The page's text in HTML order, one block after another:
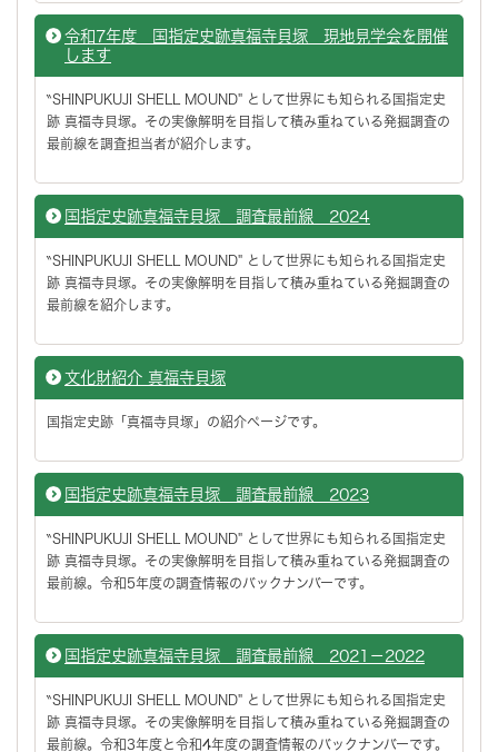
令和7年度 国指定史跡真福寺貝塚 現地見学会を開催
します
‶SHINPUKUJI SHELL MOUND" として世界にも知られる国指定史
跡 真福寺貝塚。その実像解明を目指して積み重ねている発掘調査の
最前線を調査担当者が紹介します。
国指定史跡真福寺貝塚 調査最前線 2024
‶SHINPUKUJI SHELL MOUND" として世界にも知られる国指定史
跡 真福寺貝塚。その実像解明を目指して積み重ねている発掘調査の
最前線を紹介します。
文化財紹介 真福寺貝塚
国指定史跡「真福寺貝塚」の紹介ページです。
国指定史跡真福寺貝塚 調査最前線 2023
‶SHINPUKUJI SHELL MOUND" として世界にも知られる国指定史
跡 真福寺貝塚。その実像解明を目指して積み重ねている発掘調査の
最前線。令和5年度の調査情報のバックナンバーです。
国指定史跡真福寺貝塚 調査最前線 2021－2022
‶SHINPUKUJI SHELL MOUND" として世界にも知られる国指定史
跡 真福寺貝塚。その実像解明を目指して積み重ねている発掘調査の
最前線。令和3年度と令和4年度の調査情報のバックナンバーです。